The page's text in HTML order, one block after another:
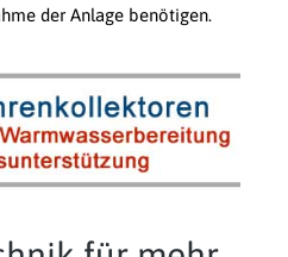
der Anlage benötigen.